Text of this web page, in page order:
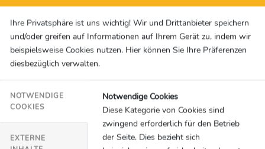
Ihre Privatsphäre ist uns wichtig! Wir und Drittanbieter speichern
und/oder greifen auf Informationen auf Ihrem Gerät zu, indem wir
beispielsweise Cookies nutzen. Hier können Sie Ihre Präferenzen
diesbezüglich verwalten.
NOTWENDIGE
COOKIES
EXTERNE
Notwendige Cookies
Diese Kategorie von Cookies sind
zwingend erforderlich für den Betrieb
der Seite. Dies bezieht sich